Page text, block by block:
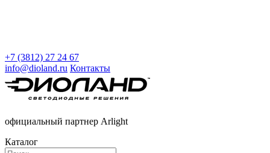
+7 (3812) 27 24 67
info@dioland.ru Контакты
официальный партнер Arlight
Каталог